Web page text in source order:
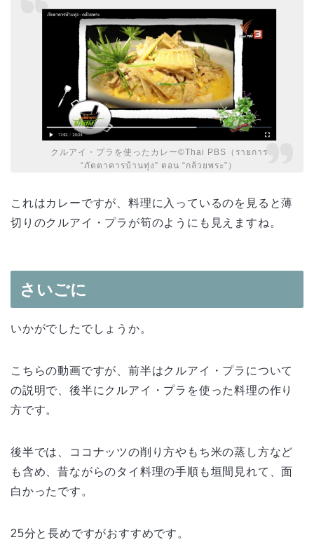
クルアイ・プラを使ったカレー©Thai PBS（รายการ
“ภัตตาคารบ้านทุ่ง” ตอน “กล้วยพระ”）
これはカレーですが、料理に入っているのを見ると薄
切りのクルアイ・プラが筍のようにも見えますね。
さいごに
いかがでしたでしょうか。
こちらの動画ですが、前半はクルアイ・プラについて
の説明で、後半にクルアイ・プラを使った料理の作り
方です。
後半では、ココナッツの削り方やもち米の蒸し方など
も含め、昔ながらのタイ料理の手順も垣間見れて、面
白かったです。
25分と長めですがおすすめです。